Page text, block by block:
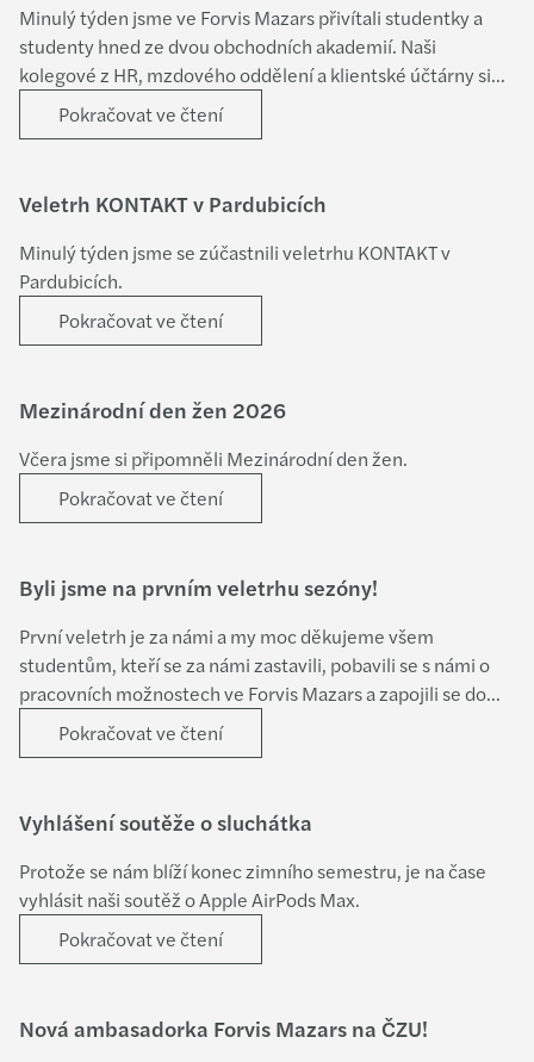
Minulý týden jsme ve Forvis Mazars přivítali studentky a
studenty hned ze dvou obchodních akademií. Naši
kolegové z HR, mzdového oddělení a klientské účtárny si
pro ně připravili zajímavou přednášku o tom, jak to u nás
funguje a co obnáší práce v účetnictví. Zároveň ukázali, jak
automatizaci a moderním technologiím. Děkujeme
studentům za milou návštěvu a našim kolegům za skvělou
organizaci i přínosnou přednášku.
Pokračovat ve čtení
Veletrh KONTAKT v Pardubicích
Minulý týden jsme se zúčastnili veletrhu KONTAKT v
Pardubicích.
Pokračovat ve čtení
Mezinárodní den žen 2026
Včera jsme si připomněli Mezinárodní den žen.
Pokračovat ve čtení
Byli jsme na prvním veletrhu sezóny!
První veletrh je za námi a my moc děkujeme všem
studentům, kteří se za námi zastavili, pobavili se s námi o
pracovních možnostech ve Forvis Mazars a zapojili se do
naší nové soutěže o Apple iPad!
Pokračovat ve čtení
Vyhlášení soutěže o sluchátka
Protože se nám blíží konec zimního semestru, je na čase
vyhlásit naši soutěž o Apple AirPods Max.
Pokračovat ve čtení
Nová ambasadorka Forvis Mazars na ČZU!